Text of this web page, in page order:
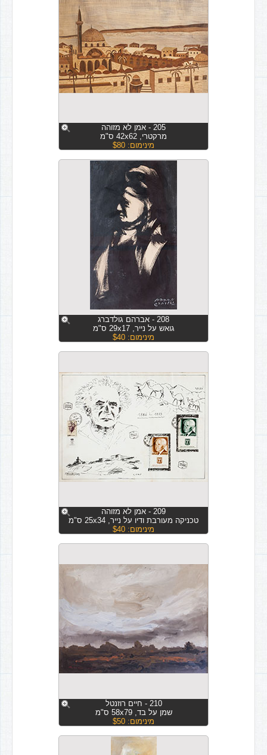
205 - אמן לא מזוהה
מרקטרי, 42x62 ס"מ
מינימום: $80
208 - אברהם גולדברג
גואש על נייר, 29x17 ס"מ
מינימום: $40
209 - אמן לא מזוהה
טכניקה מעורבת ודיו על נייר, 25x34 ס"מ
מינימום: $40
210 - חיים רוזנטל
שמן על בד, 58x79 ס"מ
מינימום: $50